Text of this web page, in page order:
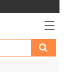
T
g